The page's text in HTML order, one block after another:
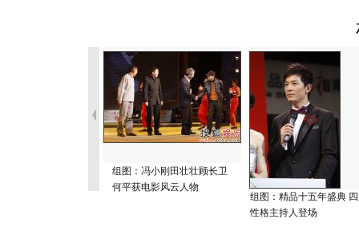
组图：冯小刚田壮壮顾长卫
何平获电影风云人物
组图：精品十五年盛典
性格主持人登场